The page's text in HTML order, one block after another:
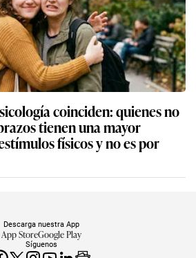
coinciden: quienes no
tienen una mayor
físicos y no es por
Síguenos
Descarga nuestra App
App StoreGoogle Play